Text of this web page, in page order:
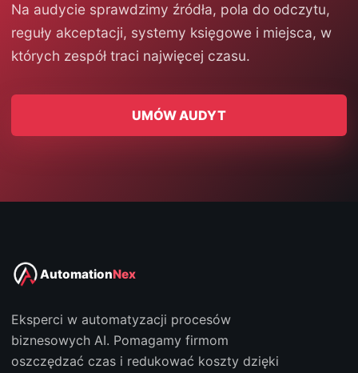
Na audycie sprawdzimy źródła, pola do odczytu,
reguły akceptacji, systemy księgowe i miejsca, w
których zespół traci najwięcej czasu.
UMÓW AUDYT
AutomationNex
Eksperci w automatyzacji procesów
biznesowych AI. Pomagamy firmom
oszczędzać czas i redukować koszty dzięki